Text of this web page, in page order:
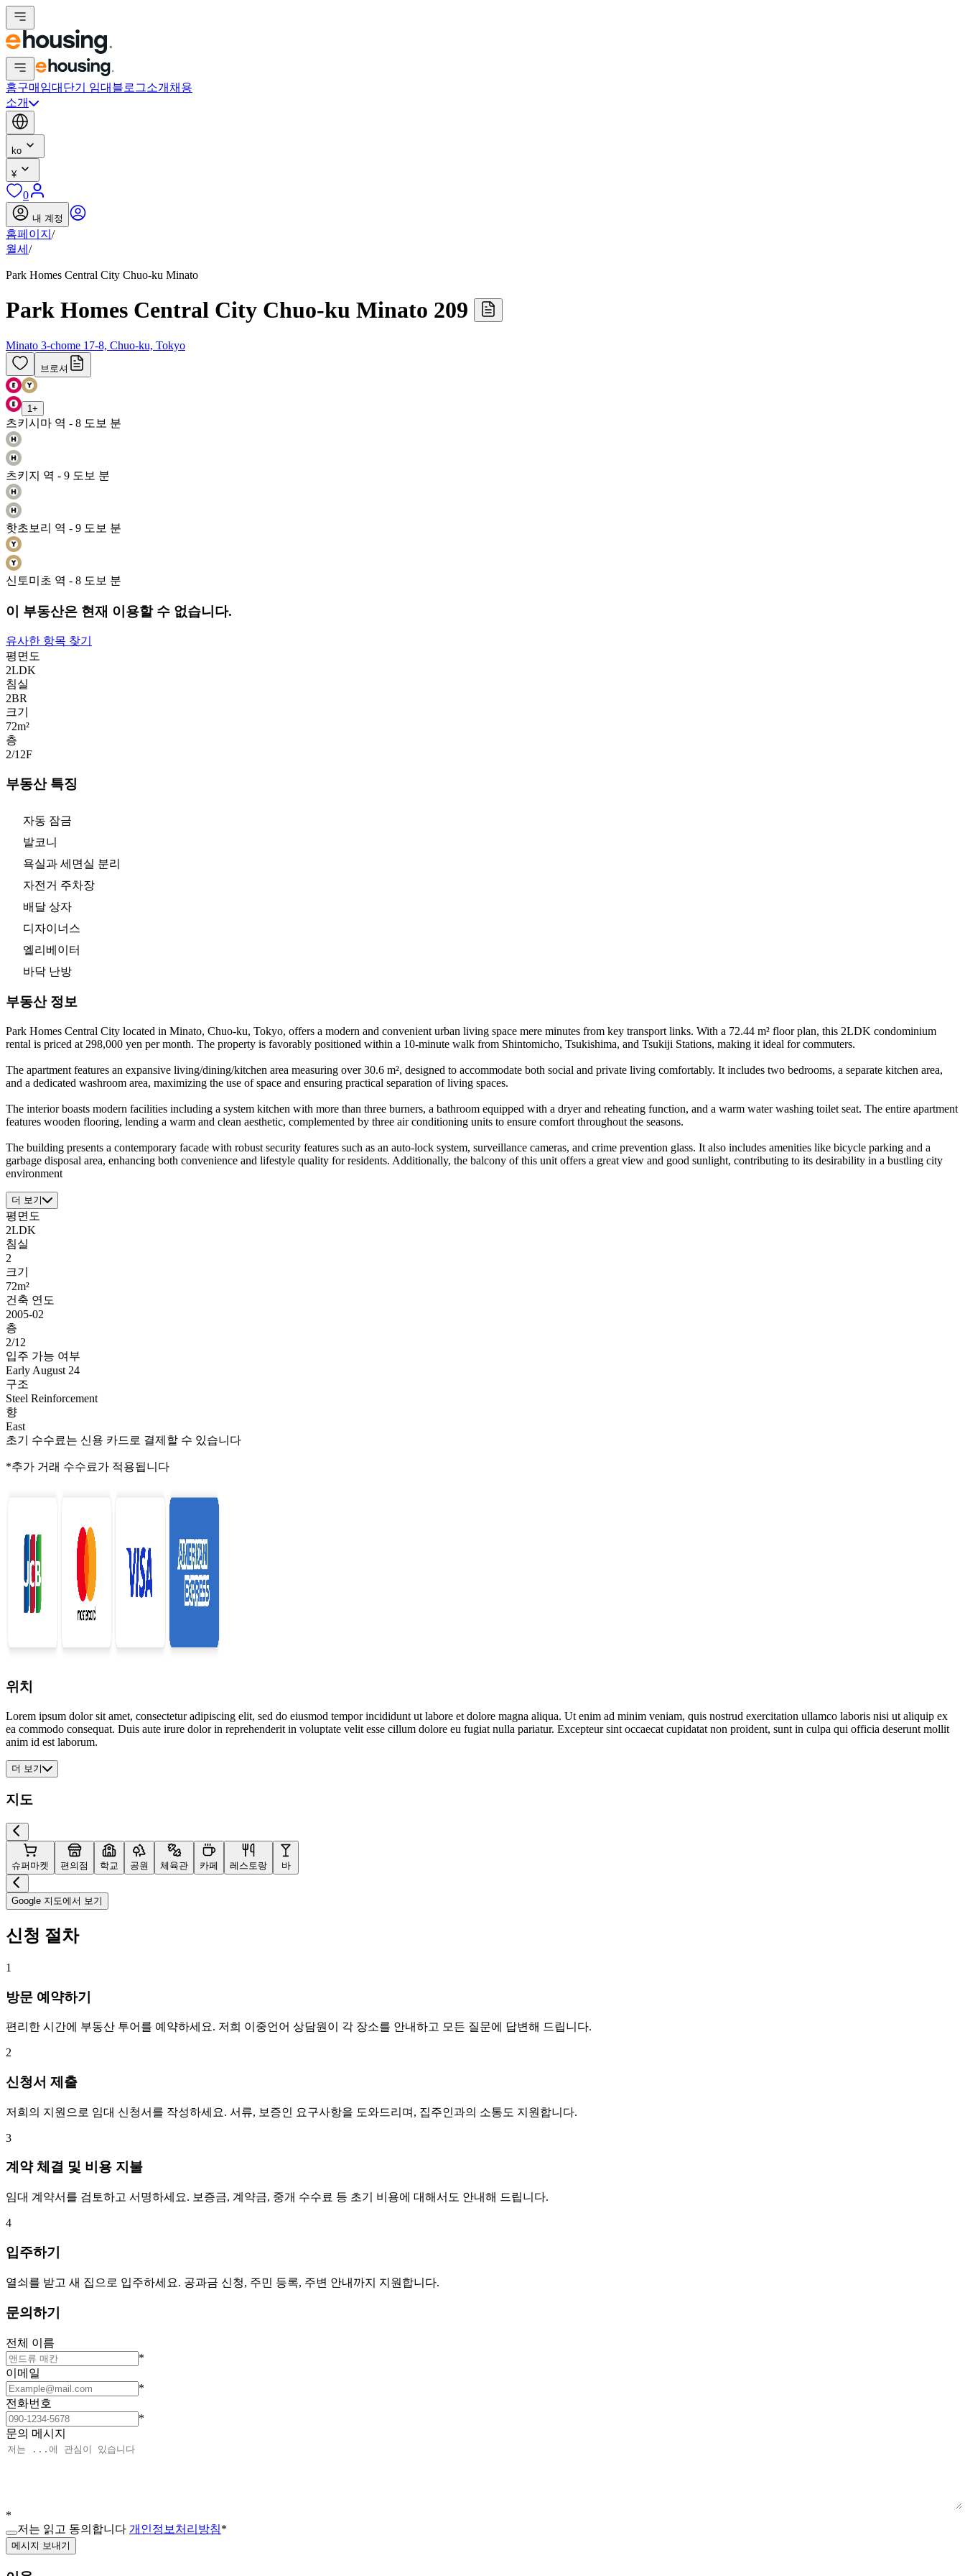
홈구매 임대 단기 임대 블로그소개 채용
소개
ko
¥
0
내 계정
홈페이지 /
월세 /
Park Homes Central City Chuo-ku Minato
Park Homes Central City Chuo-ku Minato 209
Minato 3-chome 17-8, Chuo-ku, Tokyo
브로셔
1 +
츠키시마 역 - 8 도보 분
츠키지 역 - 9 도보 분
핫초보리 역 - 9 도보 분
신토미초 역 - 8 도보 분
이 부동산은 현재 이용할 수 없습니다.
유사한 항목 찾기
평면도
2LDK
침실
2BR
크기
72m²
층
2/12F
부동산 특징
자동 잠금
발코니
욕실과 세면실 분리
자전거 주차장
배달 상자
디자이너스
엘리베이터
바닥 난방
부동산 정보
Park Homes Central City located in Minato, Chuo-ku, Tokyo, offers a modern and convenient urban living space mere minutes from key transport links. With a 72.44 m² floor plan, this 2LDK condominium
rental is priced at 298,000 yen per month. The property is favorably positioned within a 10-minute walk from Shintomicho, Tsukishima, and Tsukiji Stations, making it ideal for commuters.
The apartment features an expansive living/dining/kitchen area measuring over 30.6 m², designed to accommodate both social and private living comfortably. It includes two bedrooms, a separate kitchen area,
and a dedicated washroom area, maximizing the use of space and ensuring practical separation of living spaces.
The interior boasts modern facilities including a system kitchen with more than three burners, a bathroom equipped with a dryer and reheating function, and a warm water washing toilet seat. The entire apartment
features wooden flooring, lending a warm and clean aesthetic, complemented by three air conditioning units to ensure comfort throughout the seasons.
The building presents a contemporary facade with robust security features such as an auto-lock system, surveillance cameras, and crime prevention glass. It also includes amenities like bicycle parking and a
garbage disposal area, enhancing both convenience and lifestyle quality for residents. Additionally, the balcony of this unit offers a great view and good sunlight, contributing to its desirability in a bustling city
environment
더 보기
평면도
2LDK
침실
2
크기
72m²
건축 연도
2005-02
층
2/12
입주 가능 여부
Early August 24
구조
Steel Reinforcement
향
East
초기 수수료는 신용 카드로 결제할 수 있습니다
*추가 거래 수수료가 적용됩니다
위치
Lorem ipsum dolor sit amet, consectetur adipiscing elit, sed do eiusmod tempor incididunt ut labore et dolore magna aliqua. Ut enim ad minim veniam, quis nostrud exercitation ullamco laboris nisi ut aliquip ex
ea commodo consequat. Duis aute irure dolor in reprehenderit in voluptate velit esse cillum dolore eu fugiat nulla pariatur. Excepteur sint occaecat cupidatat non proident, sunt in culpa qui officia deserunt mollit
anim id est laborum.
더 보기
지도
슈퍼마켓 편의점 학교 공원 체육관 카페 레스토랑 바
Google 지도에서 보기
신청 절차
1
방문 예약하기
편리한 시간에 부동산 투어를 예약하세요. 저희 이중언어 상담원이 각 장소를 안내하고 모든 질문에 답변해 드립니다.
2
신청서 제출
저희의 지원으로 임대 신청서를 작성하세요. 서류, 보증인 요구사항을 도와드리며, 집주인과의 소통도 지원합니다.
3
계약 체결 및 비용 지불
임대 계약서를 검토하고 서명하세요. 보증금, 계약금, 중개 수수료 등 초기 비용에 대해서도 안내해 드립니다.
4
입주하기
열쇠를 받고 새 집으로 입주하세요. 공과금 신청, 주민 등록, 주변 안내까지 지원합니다.
문의하기
전체 이름
*
이메일
*
전화번호
*
문의 메시지
*
저는 읽고 동의합니다 개인정보처리방침*
메시지 보내기